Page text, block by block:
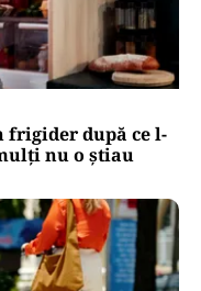
frigider după ce l-
nu o știau